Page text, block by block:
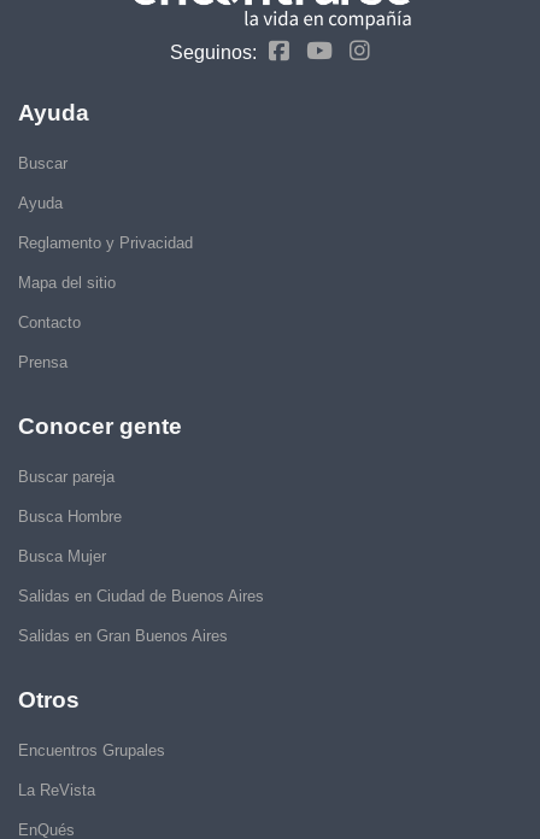
Seguinos:
Ayuda
Buscar
Ayuda
Reglamento y Privacidad
Mapa del sitio
Contacto
Prensa
Conocer gente
Buscar pareja
Busca Hombre
Busca Mujer
Salidas en Ciudad de Buenos Aires
Salidas en Gran Buenos Aires
Otros
Encuentros Grupales
La ReVista
EnQués